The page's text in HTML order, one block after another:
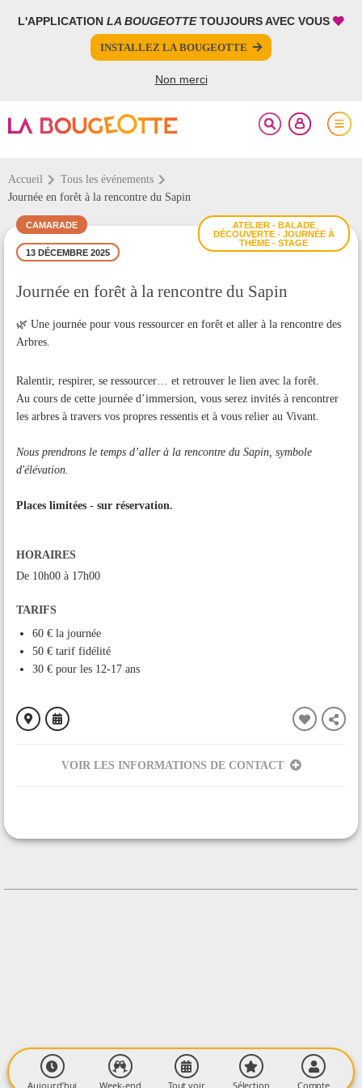
L'APPLICATION LA BOUGEOTTETOUJOURS AVEC VOUS
INSTALLEZ LA BOUGEOTTE
Non merci
Accueil
Tous les événements
Journée en forêt à la rencontre du Sapin
ATELIER - BALADE
DÉCOUVERTE - JOURNÉE À
THÈME - STAGE
CAMARADE
13 DÉCEMBRE 2025
Journée en forêt à la rencontre du Sapin
🌿 Une journée pour vous ressourcer en forêt et aller à la rencontre des
Arbres.
Ralentir, respirer, se ressourcer… et retrouver le lien avec la forêt.
Au cours de cette journée d’immersion, vous serez invités à rencontrer
les arbres à travers vos propres ressentis et à vous relier au Vivant.
Nous prendrons le temps d’aller à la rencontre du Sapin, symbole
d'élévation.
Places limitées - sur réservation.
HORAIRES
De 10h00 à 17h00
TARIFS
60 € la journée
50 € tarif fidélité
30 € pour les 12-17 ans
VOIR LES INFORMATIONS DE CONTACT
CONTACT
Contacter l'organisateur
FERMER
PARTAGER
Aujourd’hui Week-end Tout voir Sélection Compte
FERMER
Votre inscription à la newsletter a été effectuée.